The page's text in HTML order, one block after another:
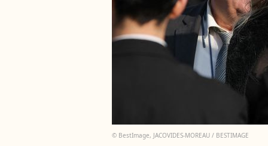
© BestImage, JACOVIDES-MOREAU / BESTIMAGE